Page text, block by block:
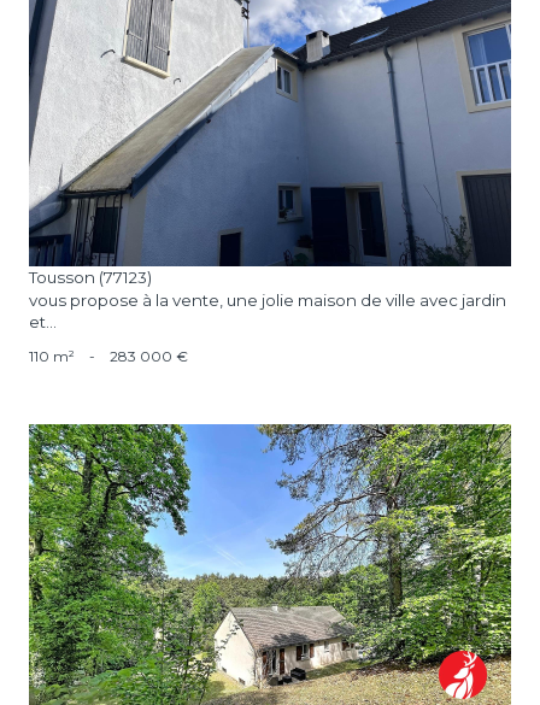
voir le bien
Tousson (77123)
vous propose à la vente, une jolie maison de ville avec jardin
et...
110 m² - 283 000 €
voir le bien